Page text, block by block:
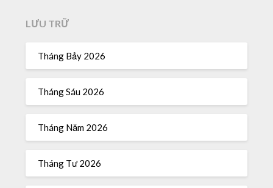
LƯU TRỮ
Tháng Bảy 2026
Tháng Sáu 2026
Tháng Năm 2026
Tháng Tư 2026